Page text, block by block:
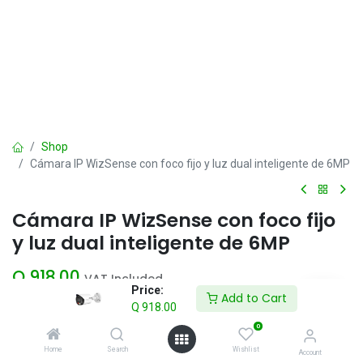
Price:
Q 918.00
Add to Cart
Home Search
0
Wishlist Account
Shop
Cámara IP WizSense con foco fijo y luz dual inteligente de 6MP
Cámara IP WizSense con foco fijo
y luz dual inteligente de 6MP
Q 918.00 VAT Included
Add to Cart